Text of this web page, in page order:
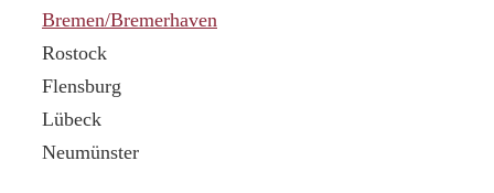
Bremen/Bremerhaven
Rostock
Flensburg
Lübeck
Neumünster